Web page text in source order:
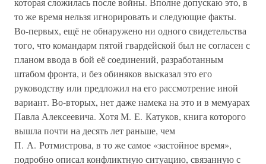
то же время нельзя игнорировать и следующие факты.
Во-первых, ещё не обнаружено ни одного свидетельства
того, что командарм пятой гвардейской был не согласен с
планом ввода в бой её соединений, разработанным
штабом фронта, и без обиняков высказал это его
руководству или предложил на его рассмотрение иной
вариант. Во-вторых, нет даже намека на это и в мемуарах
Павла Алексеевича. Хотя М. Е. Катуков, книга которого
вышла почти на десять лет раньше, чем
П. А. Ротмистрова, в то же самое «застойное время»,
подробно описал конфликтную ситуацию, связанную с